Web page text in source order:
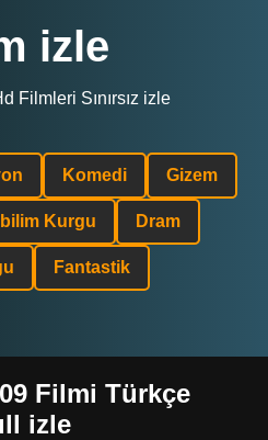
izle
Filmleri Sınırsız izle
Komedi Gizem
bilim Kurgu Dram
Fantastik
Filmi Türkçe
izle